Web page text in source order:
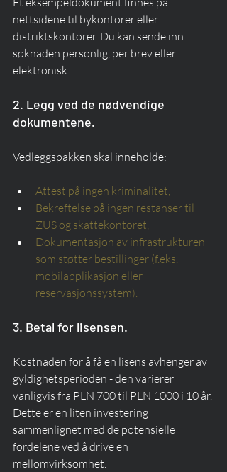
nettsidene til bykontorer eller
distriktskontorer. Du kan sende inn
søknaden personlig, per brev eller
elektronisk.
2. Legg ved de nødvendige
dokumentene.
Vedleggspakken skal inneholde:
Attest på ingen kriminalitet,
Bekreftelse på ingen restanser til
ZUS og skattekontoret,
Dokumentasjon av infrastrukturen
som støtter bestillinger (f.eks.
mobilapplikasjon eller
reservasjonssystem).
3. Betal for lisensen.
Kostnaden for å få en lisens avhenger av
gyldighetsperioden - den varierer
vanligvis fra PLN 700 til PLN 1000 i 10 år.
Dette er en liten investering
sammenlignet med de potensielle
fordelene ved å drive en
mellomvirksomhet.